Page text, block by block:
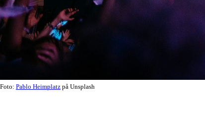
Foto: Pablo Heimplatz på Unsplash